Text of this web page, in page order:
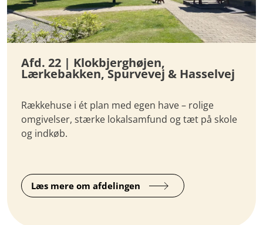
Afd. 22 | Klokbjerghøjen,
Lærkebakken, Spurvevej & Hasselvej
Rækkehuse i ét plan med egen have – rolige
omgivelser, stærke lokalsamfund og tæt på skole
og indkøb.
Læs mere om afdelingen